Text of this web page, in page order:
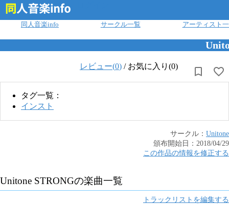
同人音楽info サークル一覧 アーティスト
レビュー(0) / お気に入り(0)
タグ一覧：
インスト
サークル： Unitone
頒布開始日： 2018/04/29
この作品の情報を修正する
Unitone STRONGの楽曲一覧
トラックリストを編集する